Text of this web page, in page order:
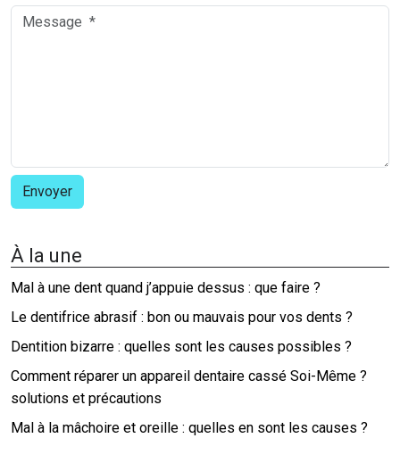
À la une
Mal à une dent quand j’appuie dessus : que faire ?
Le dentifrice abrasif : bon ou mauvais pour vos dents ?
Dentition bizarre : quelles sont les causes possibles ?
Comment réparer un appareil dentaire cassé Soi-Même ?
solutions et précautions
Mal à la mâchoire et oreille : quelles en sont les causes ?